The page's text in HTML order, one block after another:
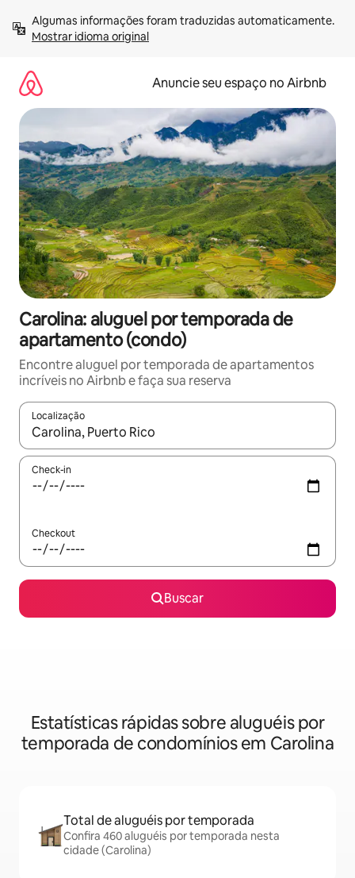
para
Mostrar idioma original
Anuncie seu espaço no Airbnb
Carolina: aluguel por temporada de
apartamento (condo)
Encontre aluguel por temporada de apartamentos
incríveis no Airbnb e faça sua reserva
Localização
Quando os resultados estiverem disponíveis, explore-os
Check-in
Checkout
Buscar
Estatísticas rápidas sobre aluguéis por
temporada de condomínios em Carolina
Total de aluguéis por temporada
Confira 460 aluguéis por temporada nesta
cidade (Carolina)